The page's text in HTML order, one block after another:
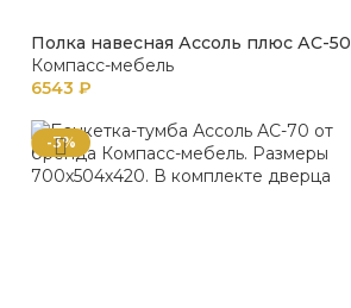
Полка навесная Ассоль плюс АС-50
Компасс-мебель
6543₽
-3%